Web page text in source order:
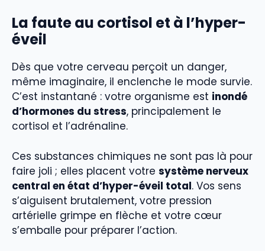
La faute au cortisol et à l’hyper-
éveil
Dès que votre cerveau perçoit un danger,
même imaginaire, il enclenche le mode survie.
C’est instantané : votre organisme est inondé
d’hormones du stress, principalement le
cortisol et l’adrénaline.
Ces substances chimiques ne sont pas là pour
faire joli ; elles placent votre système nerveux
central en état d’hyper-éveil total. Vos sens
s’aiguisent brutalement, votre pression
artérielle grimpe en flèche et votre cœur
s’emballe pour préparer l’action.